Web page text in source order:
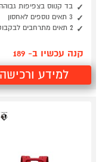
בד קנווס בצפיפות
3 תאים נוספים לאחסון
2 תאים מתרחבים לבקבוקים
קנה עכשיו ב- 189
למידע ורכישה